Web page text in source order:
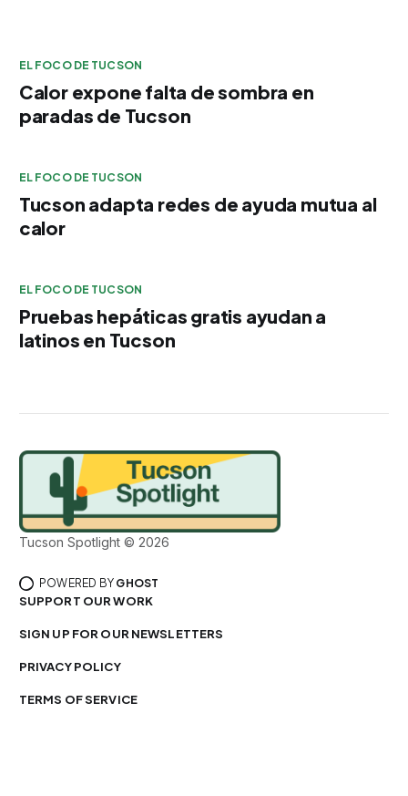
EL FOCO DE TUCSON
Calor expone falta de sombra en
paradas de Tucson
EL FOCO DE TUCSON
Tucson adapta redes de ayuda mutua al
calor
EL FOCO DE TUCSON
Pruebas hepáticas gratis ayudan a
latinos en Tucson
Tucson Spotlight © 2026
POWERED BY GHOST
SUPPORT OUR WORK
SIGN UP FOR OUR NEWSLETTERS
PRIVACY POLICY
TERMS OF SERVICE